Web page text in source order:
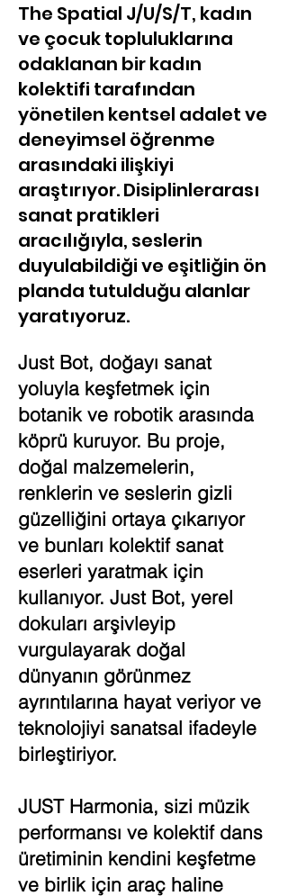
The Spatial J/U/S/T, kadın
ve çocuk topluluklarına
odaklanan bir kadın
kolektifi tarafından
yönetilen kentsel adalet ve
deneyimsel öğrenme
arasındaki ilişkiyi
araştırıyor. Disiplinlerarası
sanat pratikleri
aracılığıyla, seslerin
duyulabildiği ve eşitliğin ön
planda tutulduğu alanlar
yaratıyoruz.
Just Bot, doğayı sanat
yoluyla keşfetmek için
botanik ve robotik arasında
köprü kuruyor. Bu proje,
doğal malzemelerin,
renklerin ve seslerin gizli
güzelliğini ortaya çıkarıyor
ve bunları kolektif sanat
eserleri yaratmak için
kullanıyor. Just Bot, yerel
dokuları arşivleyip
vurgulayarak doğal
dünyanın görünmez
ayrıntılarına hayat veriyor ve
teknolojiyi sanatsal ifadeyle
birleştiriyor.
JUST Harmonia, sizi müzik
performansı ve kolektif dans
üretiminin kendini keşfetme
ve birlik için araç haline